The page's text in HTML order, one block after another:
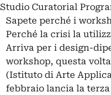
Studio Curatorial
Sapete perché i
Perché la crisi la
Arriva per i design-
workshop, questa
(Istituto di Arte
febbraio lancia la